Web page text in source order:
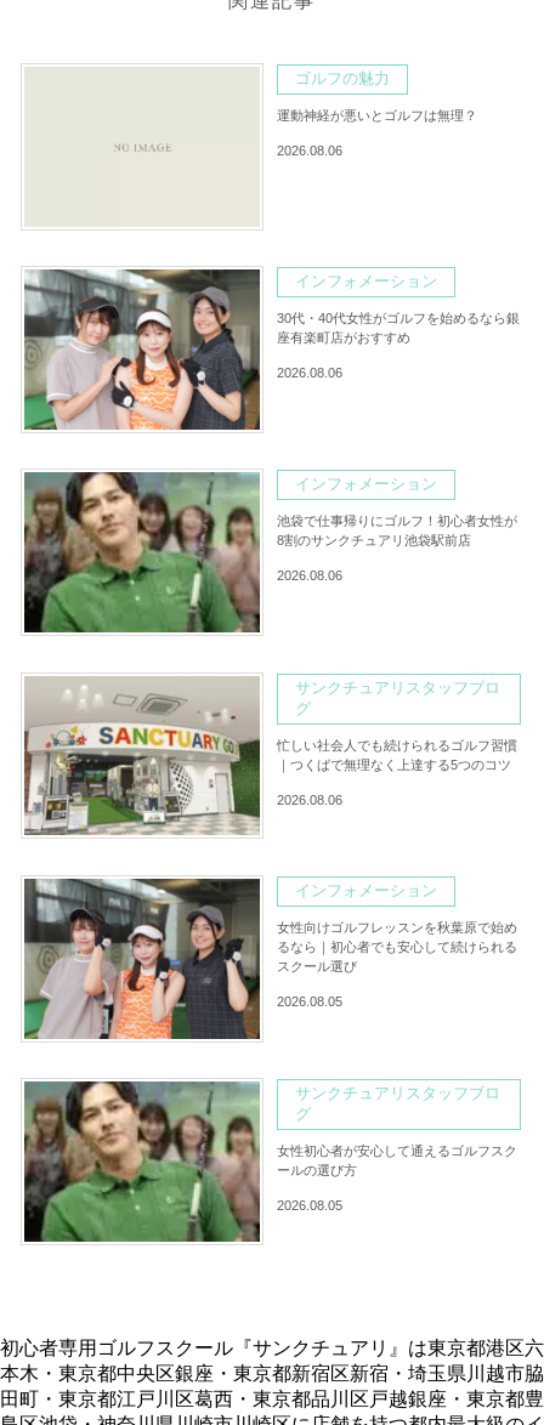
ゴルフの魅力
運動神経が悪いとゴルフは無理？
2026.08.06
インフォメーション
30代・40代女性がゴルフを始めるなら銀
座有楽町店がおすすめ
2026.08.06
インフォメーション
池袋で仕事帰りにゴルフ！初心者女性が
8割のサンクチュアリ池袋駅前店
2026.08.06
サンクチュアリスタッフブロ
グ
忙しい社会人でも続けられるゴルフ習慣
｜つくばで無理なく上達する5つのコツ
2026.08.06
インフォメーション
女性向けゴルフレッスンを秋葉原で始め
るなら｜初心者でも安心して続けられる
スクール選び
2026.08.05
サンクチュアリスタッフブロ
グ
女性初心者が安心して通えるゴルフスク
ールの選び方
2026.08.05
初心者専用ゴルフスクール『サンクチュアリ』は東京都港区六
本木・東京都中央区銀座・東京都新宿区新宿・埼玉県川越市脇
田町・東京都江戸川区葛西・東京都品川区戸越銀座・東京都豊